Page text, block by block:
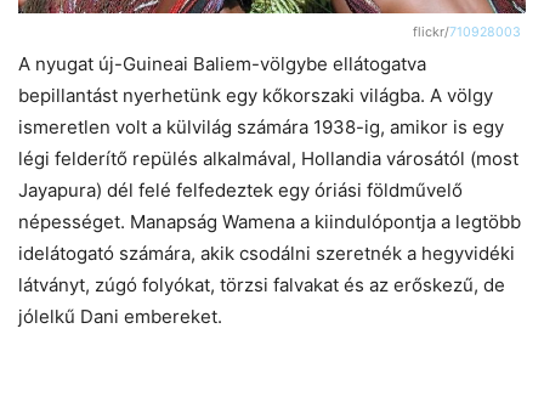
flickr/710928003
A nyugat új-Guineai Baliem-völgybe ellátogatva
bepillantást nyerhetünk egy kőkorszaki világba. A völgy
ismeretlen volt a külvilág számára 1938-ig, amikor is egy
légi felderítő repülés alkalmával, Hollandia városától (most
Jayapura) dél felé felfedeztek egy óriási földművelő
népességet. Manapság Wamena a kiindulópontja a legtöbb
idelátogató számára, akik csodálni szeretnék a hegyvidéki
látványt, zúgó folyókat, törzsi falvakat és az erőskezű, de
jólelkű Dani embereket.